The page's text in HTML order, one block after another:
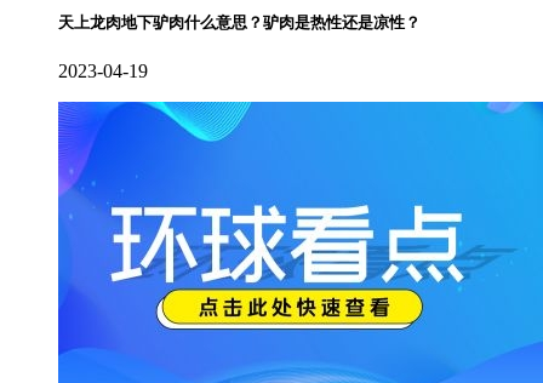
天上龙肉地下驴肉什么意思？驴肉是热性还是凉性？
2023-04-19